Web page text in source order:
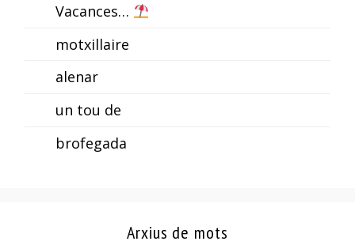
Vacances…
motxillaire
alenar
un tou de
brofegada
Arxius de mots